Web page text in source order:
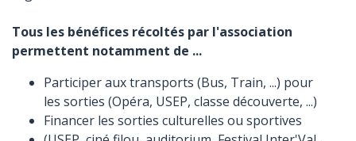
Tous les bénéfices récoltés par l'association
permettent notamment de ...
Participer aux transports (Bus, Train, ...) pour
les sorties (Opéra, USEP, classe découverte, ...)
Financer les sorties culturelles ou sportives